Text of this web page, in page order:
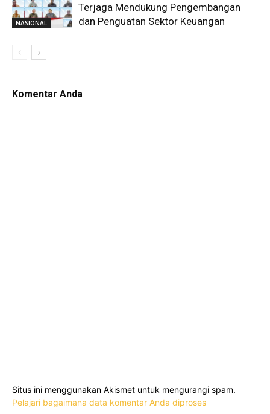
NASIONAL
Terjaga Mendukung Pengembangan
dan Penguatan Sektor Keuangan
Komentar Anda
Situs ini menggunakan Akismet untuk mengurangi spam.
Pelajari bagaimana data komentar Anda diproses